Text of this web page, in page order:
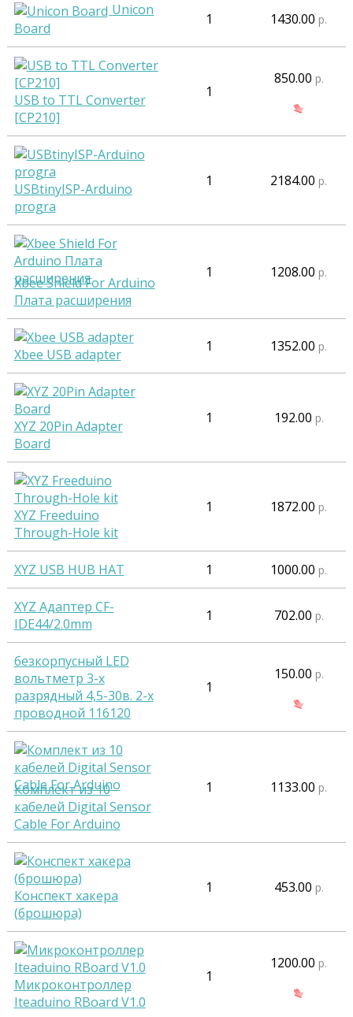
Unicon
Board
1 1430.00 р.
USB to TTL Converter
[CP210]
1
850.00 р.
USBtinyISP-Arduino
progra
1 2184.00 р.
Xbee Shield For Arduino
Плата расширения
1 1208.00 р.
Xbee USB adapter 1 1352.00 р.
XYZ 20Pin Adapter
Board
1 192.00 р.
XYZ Freeduino
Through-Hole kit
1 1872.00 р.
XYZ USB HUB HAT 1 1000.00 р.
XYZ Адаптер CF-
IDE44/2.0mm
1 702.00 р.
безкорпусный LED
вольтметр 3-х
разрядный 4,5-30в. 2-х
проводной 116120
1
150.00 р.
Комплект из 10
кабелей Digital Sensor
Cable For Arduino
1 1133.00 р.
Конспект хакера
(брошюра)
1 453.00 р.
Микроконтроллер
Iteaduino RBoard V1.0
1
1200.00 р.